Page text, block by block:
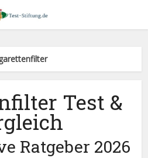
Test &
Ratgeber 2026